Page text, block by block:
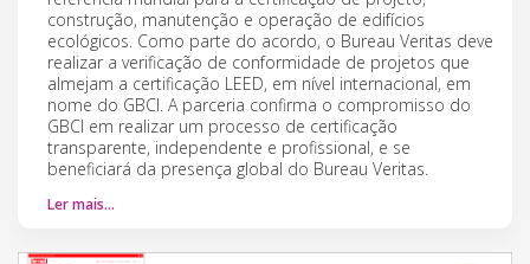
construção, manutenção e operação de edifícios
ecológicos. Como parte do acordo, o Bureau Veritas deve
realizar a verificação de conformidade de projetos que
almejam a certificação LEED, em nível internacional, em
nome do GBCI. A parceria confirma o compromisso do
GBCI em realizar um processo de certificação
transparente, independente e profissional, e se
beneficiará da presença global do Bureau Veritas.
Ler mais…